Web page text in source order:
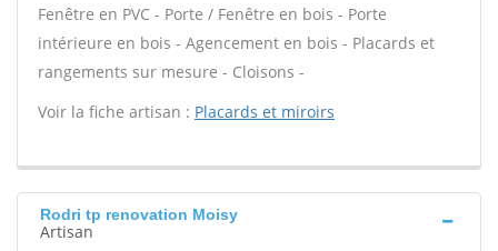
Fenêtre en PVC - Porte / Fenêtre en bois - Porte
intérieure en bois - Agencement en bois - Placards et
rangements sur mesure - Cloisons -
Voir la fiche artisan : Placards et miroirs
Rodri tp renovation Moisy
Artisan